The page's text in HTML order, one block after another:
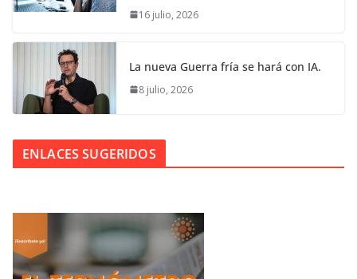
16 julio, 2026
La nueva Guerra fría se hará con IA.
8 julio, 2026
ENLACES SUGERIDOS